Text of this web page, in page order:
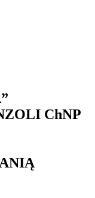
ChNP